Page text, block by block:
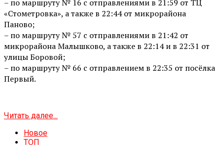
– по маршруту № 16 с отправлениями в 21:59 от ТЦ
«Стометровка», а также в 22:44 от микрорайона
Паново;
– по маршруту № 57 с отправлениями в 21:42 от
микрорайона Малышково, а также в 22:14 и в 22:31 от
улицы Боровой;
– по маршруту № 66 с отправлением в 22:35 от посёлка
Первый.
Читать далее...
Новое
ТОП